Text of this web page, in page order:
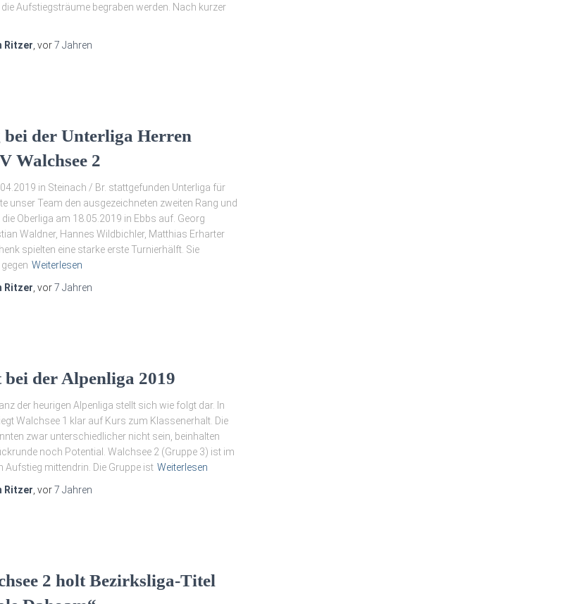
Aufstiegsträume begraben werden. Nach kurzer
Ritzer , vor7 Jahren
bei der Unterliga Herren
Walchsee 2
in Steinach / Br. stattgefunden Unterliga für
unser Team den ausgezeichneten zweiten Rang und
Oberliga am 18.05.2019 in Ebbs auf. Georg
Waldner, Hannes Wildbichler, Matthias Erharter
spielten eine starke erste Turnierhälft. Sie
Weiterlesen
Ritzer , vor7 Jahren
der Alpenliga 2019
der heurigen Alpenliga stellt sich wie folgt dar. In
Walchsee 1 klar auf Kurs zum Klassenerhalt. Die
zwar unterschiedlicher nicht sein, beinhalten
noch Potential. Walchsee 2 (Gruppe 3) ist im
Aufstieg mittendrin. Die Gruppe ist Weiterlesen
Ritzer , vor7 Jahren
2 holt Bezirksliga-Titel